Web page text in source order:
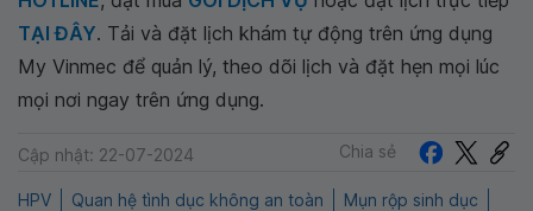
TẠI ĐÂY. Tải và đặt lịch khám tự động trên ứng dụng
My Vinmec để quản lý, theo dõi lịch và đặt hẹn mọi lúc
mọi nơi ngay trên ứng dụng.
Cập nhật: 22-07-2024 Chia sẻ
HPV Quan hệ tình dục không an toàn
Mụn rộp sinh dục